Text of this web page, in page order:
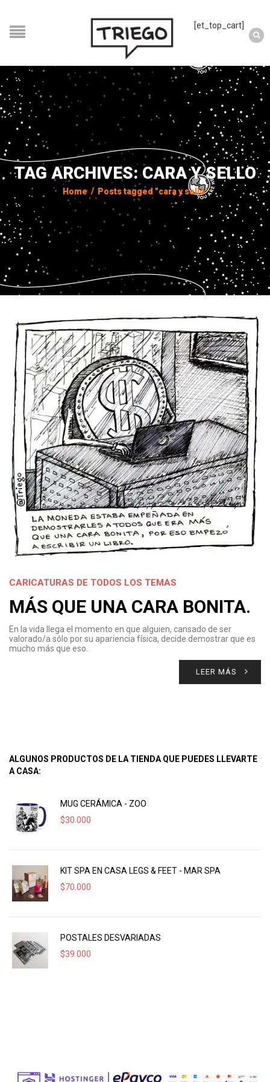
[et_top_cart]
TAG ARCHIVES: CARA Y SELLO
Home / Posts tagged "cara y sello"
CARICATURAS DE TODOS LOS TEMAS
MÁS QUE UNA CARA BONITA.
En la vida llega el momento en que alguien, cansado de ser
valorado/a sólo por su apariencia física, decide demostrar que es
mucho más que eso.
LEER MÁS
ALGUNOS PRODUCTOS DE LA TIENDA QUE PUEDES LLEVARTE
A CASA:
MUG CERÁMICA - ZOO
$30.000
KIT SPA EN CASA LEGS & FEET - MAR SPA
$70.000
POSTALES DESVARIADAS
$39.000